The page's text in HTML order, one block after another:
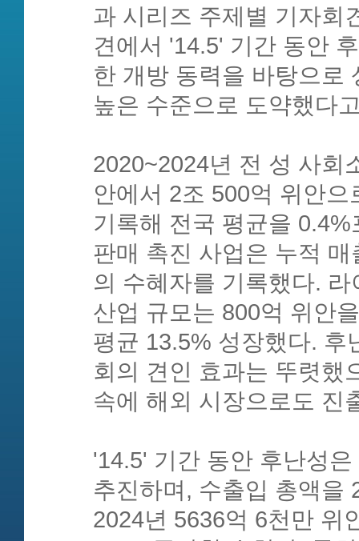
과 시리즈 주제별 기자회
견에서 '14.5' 기간 동안
한 개방 동력을 바탕으로
높은 수준으로 도약했다
2020~2024년 전 성 사회
안에서 2조 500억 위안
기록해 전국 평균을
판매 촉진 사업은 누적
의 수혜자를 기록했다.
산업 규모는 800억 위안
평균 13.5% 성장했다. 후
회의 견인 효과는 뚜렷했
속에 해외 시장으로도 진
'14.5' 기간 동안 후난성
추진하며, 수출입 총액을
2024년 5636억 6천만 위